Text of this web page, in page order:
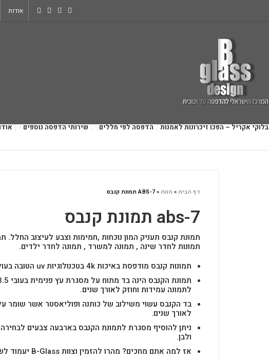
אודות
בלוקי אקריל – הפכו זיכרונות לאמנות הדפסה לפי חללים שירותי הדפסה נוספים
דף הבית» חנות»ABS-7 תמונת קנבס
abs-7 תמונת קנבס
תמונת קנבס תעניק המון נוכחות ,חמימות וצבע לעיצוב החלל.
תמונות לחדר שינה , תמונה למשרד , תמונה לחדר ילדים.
תמונות קנבס מודפסת באיכות 4k בטכנולוגיות uv הטובה בעולם.
לתמונה עמידות וחוזק לאורך שנים.
בד הקנבס עשוי משילוב של כותנה ופוליאסטר אשר שומר
לאורך שנים.
ניתן להוסיף מסגרת לתמונת הקנבס בארבעה צבעים
ולבן.
אז למה אתם מחכים? מהרו להזמין וצוות B-Glass יעמוד לשירותכם.